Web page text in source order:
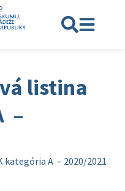
listina
–
kategória A – 2020/2021